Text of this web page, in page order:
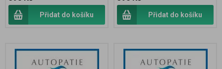
Přidat do košíku Přidat do košíku